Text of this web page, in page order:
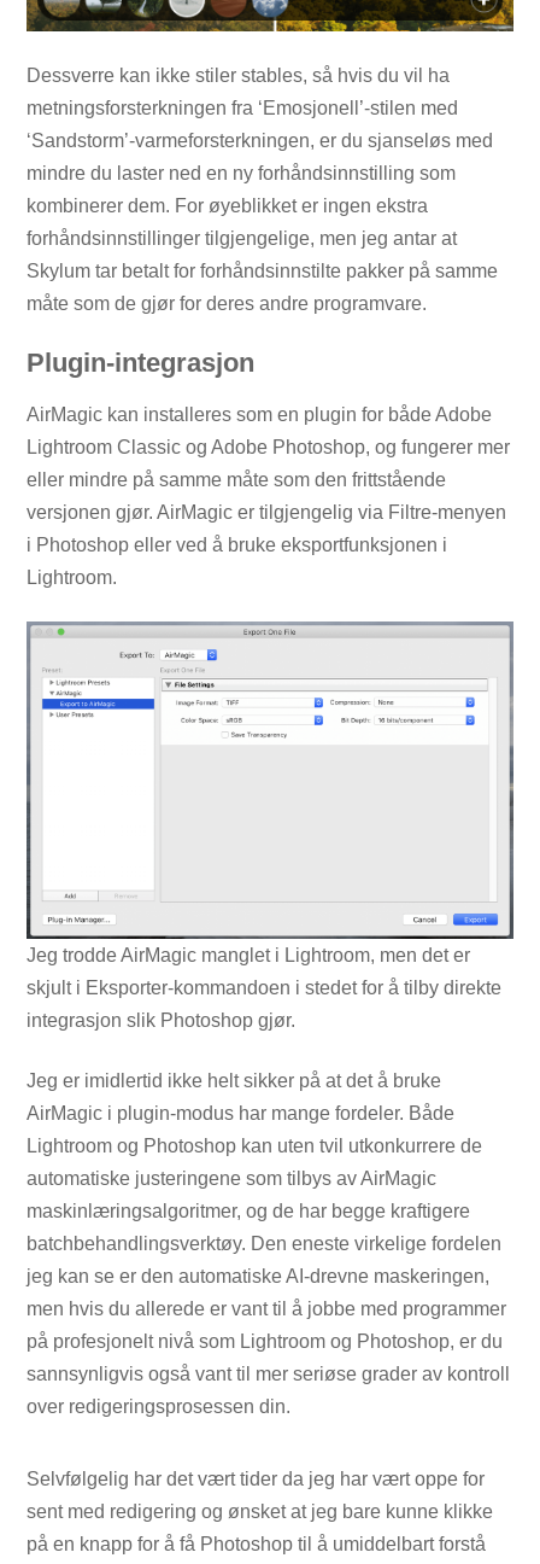
Dessverre kan ikke stiler stables, så hvis du vil ha
metningsforsterkningen fra ‘Emosjonell’-stilen med
‘Sandstorm’-varmeforsterkningen, er du sjanseløs med
mindre du laster ned en ny forhåndsinnstilling som
kombinerer dem. For øyeblikket er ingen ekstra
forhåndsinnstillinger tilgjengelige, men jeg antar at
Skylum tar betalt for forhåndsinnstilte pakker på samme
måte som de gjør for deres andre programvare.
Plugin-integrasjon
AirMagic kan installeres som en plugin for både Adobe
Lightroom Classic og Adobe Photoshop, og fungerer mer
eller mindre på samme måte som den frittstående
versjonen gjør. AirMagic er tilgjengelig via Filtre-menyen
i Photoshop eller ved å bruke eksportfunksjonen i
Lightroom.
Jeg trodde AirMagic manglet i Lightroom, men det er
skjult i Eksporter-kommandoen i stedet for å tilby direkte
integrasjon slik Photoshop gjør.
Jeg er imidlertid ikke helt sikker på at det å bruke
AirMagic i plugin-modus har mange fordeler. Både
Lightroom og Photoshop kan uten tvil utkonkurrere de
automatiske justeringene som tilbys av AirMagic
maskinlæringsalgoritmer, og de har begge kraftigere
batchbehandlingsverktøy. Den eneste virkelige fordelen
jeg kan se er den automatiske AI-drevne maskeringen,
men hvis du allerede er vant til å jobbe med programmer
på profesjonelt nivå som Lightroom og Photoshop, er du
sannsynligvis også vant til mer seriøse grader av kontroll
over redigeringsprosessen din.
Selvfølgelig har det vært tider da jeg har vært oppe for
sent med redigering og ønsket at jeg bare kunne klikke
på en knapp for å få Photoshop til å umiddelbart forstå